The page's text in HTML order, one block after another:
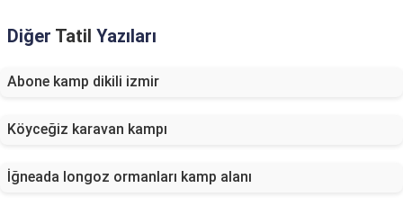
Diğer Tatil Yazıları
Abone kamp dikili izmir
Köyceğiz karavan kampı
İğneada longoz ormanları kamp alanı